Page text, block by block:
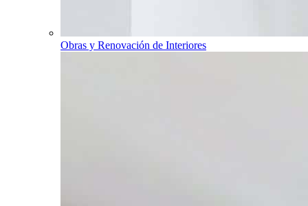
Obras y Renovación de Interiores